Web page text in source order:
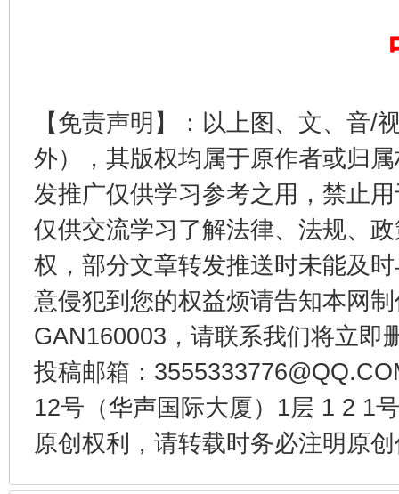
【免责声明】：以上图、文、音/
外），其版权均属于原作者或归
发推广仅供学习参考之用，禁止
仅供交流学习了解法律、法规、
权，部分文章转发推送时未能及
意侵犯到您的权益烦请告知本网
GAN160003，请联系我们将立即
投稿邮箱：
12号（华声国际大厦）1层 1 2 1
原创权利，请转载时务必注明原
东山县通报“牛蛙产品抗生素超标问题” 法
千年窑火 生生不息 一